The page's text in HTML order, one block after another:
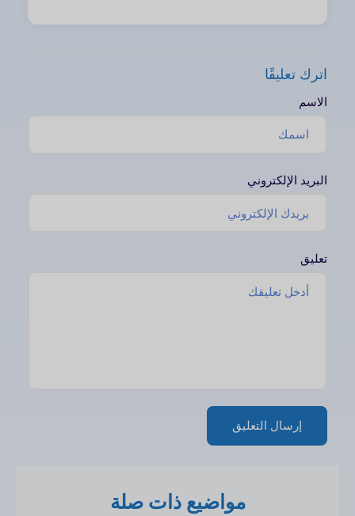
الاعتراف
المثالية في
اترك تعليقًا
الاسم
البريد الإلكتروني
تعليق
مواضيع ذات صلة